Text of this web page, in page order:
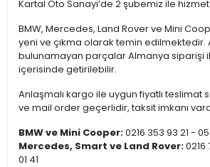
Kartal Oto Sanayi’de 2 şubemiz ile
BMW, Mercedes, Land Rover ve Mini
yeni ve çıkma olarak temin edilmektedir.
bulunamayan parçalar Almanya siparişi
içerisinde getirilebilir.
Anlaşmalı kargo ile uygun fiyatlı teslimat
ve mail order geçerlidir, taksit imkanı
BMW ve Mini Cooper:0216 353 93 21 -
Mercedes, Smart ve Land Rover:0216
01 41